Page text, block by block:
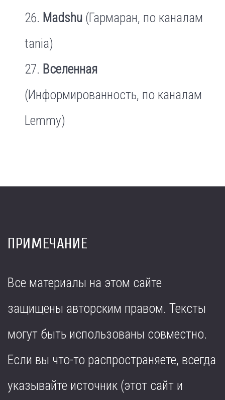
Madshu (Гармаран, по каналам
tania)
Вселенная
(Информированность, по каналам
Lemmy)
ПРИМЕЧАНИЕ
Все материалы на этом сайте
защищены авторским правом. Тексты
могут быть использованы совместно.
Если вы что-то распространяете, всегда
указывайте источник (этот сайт и